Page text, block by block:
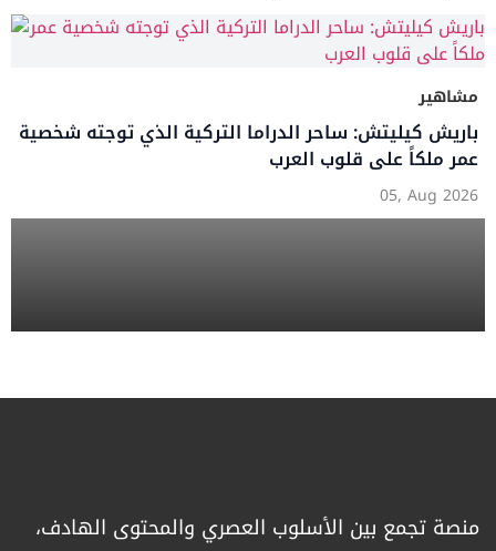
مشاهير
باريش كيليتش: ساحر الدراما التركية الذي توجته شخصية
عمر ملكاً على قلوب العرب
05, Aug 2026
منصة تجمع بين الأسلوب العصري والمحتوى الهادف،